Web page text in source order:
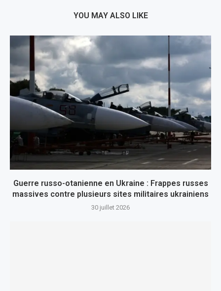
YOU MAY ALSO LIKE
Guerre russo-otanienne en Ukraine : Frappes russes
massives contre plusieurs sites militaires ukrainiens
30 juillet 2026